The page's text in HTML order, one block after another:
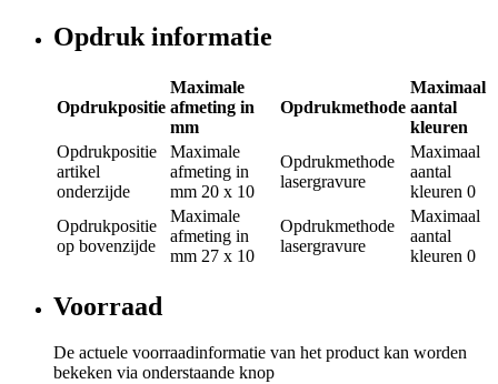
Opdruk informatie
Opdrukpositie
Maximale
afmeting in
mm
Opdrukmethode
Maximaal
aantal
kleuren
Opdrukpositie
artikel
onderzijde
Maximale
afmeting in
mm 20 x 10
Opdrukmethode
lasergravure
Maximaal
aantal
kleuren 0
Opdrukpositie
op bovenzijde
Maximale
afmeting in
mm 27 x 10
Opdrukmethode
lasergravure
Maximaal
aantal
kleuren 0
Voorraad
De actuele voorraadinformatie van het product kan worden
bekeken via onderstaande knop